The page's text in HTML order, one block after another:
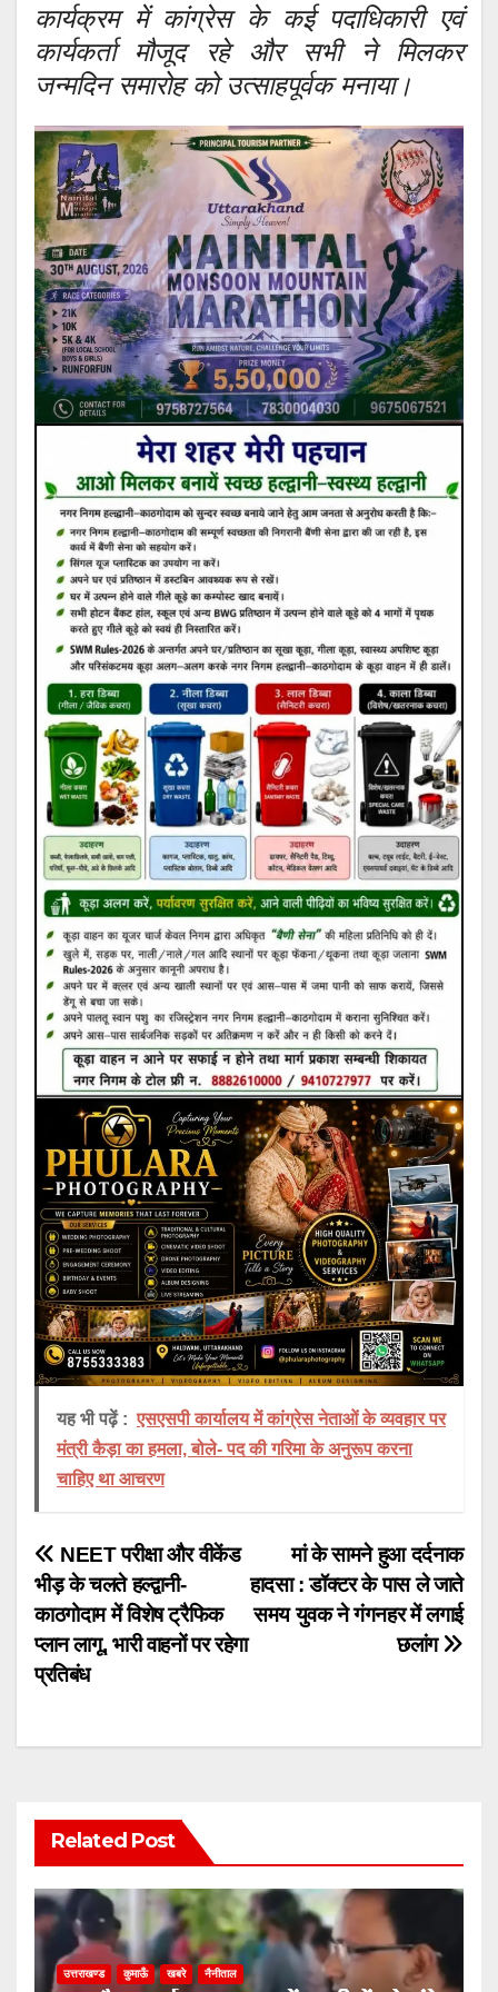
कार्यक्रम में कांग्रेस के कई पदाधिकारी एवं
कार्यकर्ता मौजूद रहे और सभी ने मिलकर
जन्मदिन समारोह को उत्साहपूर्वक मनाया।
यह भी पढ़ें : एसएसपी कार्यालय में कांग्रेस नेताओं के व्यवहार पर
मंत्री कैड़ा का हमला, बोले- पद की गरिमा के अनुरूप करना
चाहिए था आचरण
Post
navigation
मां के सामने हुआ दर्दनाक
हादसा : डॉक्टर के पास ले जाते
समय युवक ने गंगनहर में लगाई
छलांग
NEET परीक्षा और वीकेंड
भीड़ के चलते हल्द्वानी-
काठगोदाम में विशेष ट्रैफिक
प्लान लागू, भारी वाहनों पर रहेगा
प्रतिबंध
Related Post
उत्तराखण्ड कुमाऊँ खबरे नैनीताल